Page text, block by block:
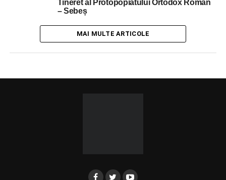
Tineret al Protopopiatului Ortodox Român
– Sebeș
MAI MULTE ARTICOLE